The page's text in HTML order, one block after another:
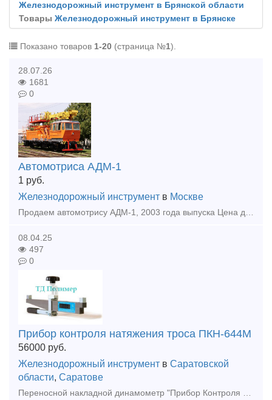
Железнодорожный инструмент в Брянской области
Товары Железнодорожный инструмент в Брянске
Показано товаров 1-20 (страница №1).
28.07.26
1681
0
Автомотриса АДМ-1
1 руб.
Железнодорожный инструмент в Москве
Продаем автомотрису АДМ-1, 2003 года выпуска Цена договорная Предоставляется гарантия качества. Поставляется готовой к эксплуатации, после ТО, необходимых видов ремонта, ревизии узлов и агр
08.04.25
497
0
Прибор контроля натяжения троса ПКН-644М
56000 руб.
Железнодорожный инструмент в Саратовской
области, Саратове
Переносной накладной динамометр "Прибор Контроля Натяжения ПКН-644М" (тестер натяжения) предназначен для оперативного контроля путем измерения и индикации в цифровой форме величины усилия натяжения тр